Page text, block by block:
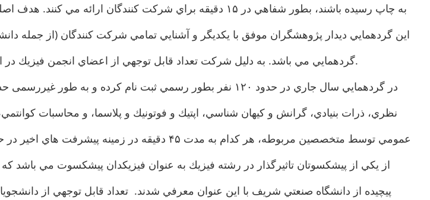
اين گردهمايي ديدار پژوهشگران موفق با يكديگر و آشنايي تمامي شركت كنندگان (از جمله
گردهمايي مي باشد. به دليل شركت تعداد قابل توجهي از اعضاي انجمن فيزيك در اين همايش، مجمع سالانه انجمن فيزيك نيز در جنب اين گردهمايي برگزار مي گردد.
نظري، ذرات بنيادي، گرانش و كيهان شناسي، اپتيك و فوتونيك و پلاسما، و محاسبات
عمومي توسط متخصصين مربوطه، هر كدام به مدت ۴۵
از يكي از پيشكسوتان تاثيرگذار در رشته فيزيك به عنوان فيزيكدان پيشكسوت مي
پيچيده از دانشگاه صنعتي شريف با اين عنوان معرفي شدند. تعداد قابل توجهي از